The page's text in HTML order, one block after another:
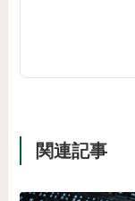
関連記事